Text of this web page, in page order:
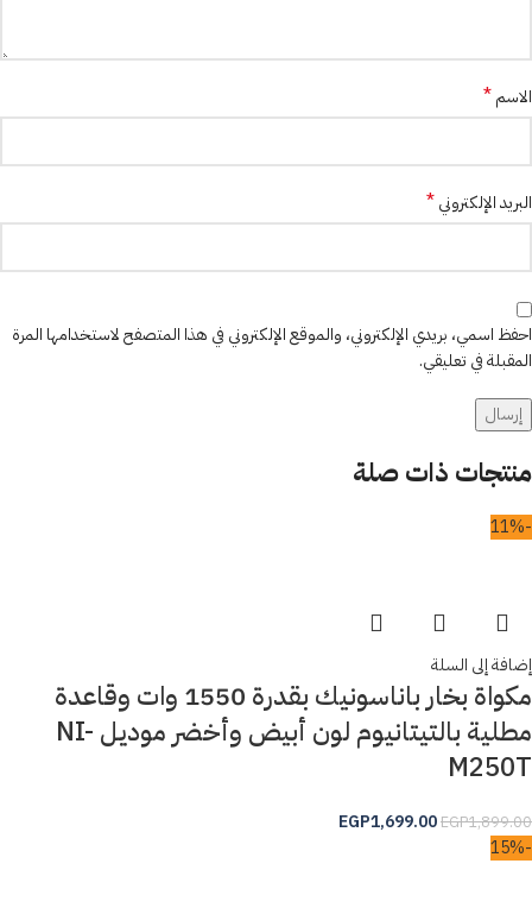
الاسم*
البريد الإلكتروني*
احفظ اسمي، بريدي الإلكتروني، والموقع الإلكتروني في هذا المتصفح لاستخدامها المرة
المقبلة في تعليقي.
منتجات ذات صلة
-11%
إضافة إلى السلة
مكواة بخار باناسونيك بقدرة 1550 وات وقاعدة
مطلية بالتيتانيوم لون أبيض وأخضر موديل NI-
M250T
EGP1,899.00
EGP1,699.00
-15%